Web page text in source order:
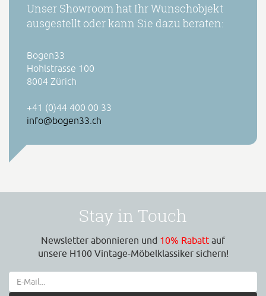
Unser Showroom hat Ihr Wunschobjekt
ausgestellt oder kann Sie dazu beraten:
Bogen33
Hohlstrasse 100
8004 Zürich
+41 (0)44 400 00 33
info@bogen33.ch
Stay in Touch
Newsletter abonnieren und 10% Rabatt auf
unsere H100 Vintage-Möbelklassiker sichern!